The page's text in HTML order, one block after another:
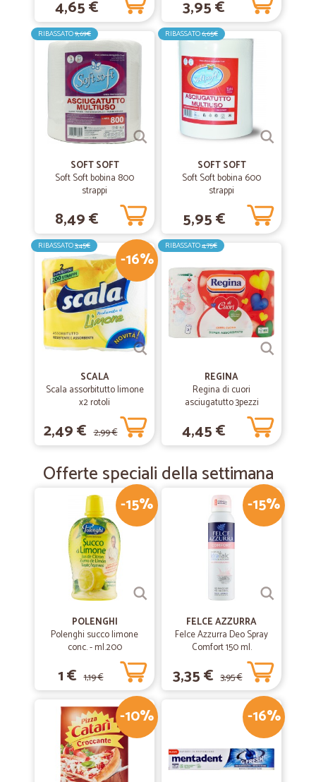
Tutto ok:comunicazioni, prodotti e tempi di consegna
—Riccardo B.
Spesa da Cicalia
Consegna super rapida: pacchi arrivati il giorno dopo l'ordine. Merce
ben confezionata e in buono stato.
—Silvia M.
Ottimi prodotti e consegna a domicilio…
Ottimi prodotti e consegna a domicilio top
Carla M.
Nell'arco delle 24 ore mi è stata…
Nell'arco delle 24 ore mi è stata recapitata la merce ordinata
esattamente corrispondente ai miei ordini.
26/07/2019
—Fabio R.
consegna in 24H. imballi accurati.
29/04/2019
—Linda S.
Prodotti arrivati integri e data e ora di consegna precise.
4,65 € 3,95 €
RIBASSATO9,69€
SOFT SOFT
Soft Soft bobina 800
strappi
8,49 €
RIBASSATO6,65€
SOFT SOFT
Soft Soft bobina 600
strappi
5,95 €
-16%
RIBASSATO3,45€
SCALA
Scala assorbitutto limone
x2 rotoli
2,49 € 2,99 €
RIBASSATO4,75€
REGINA
Regina di cuori
asciugatutto 3pezzi
4,45 €
Offerte speciali della settimana
-15%
POLENGHI
Polenghi succo limone
conc. - ml.200
1 € 1,19 €
-15%
FELCE AZZURRA
Felce Azzurra Deo Spray
Comfort 150 ml.
3,35 € 3,95 €
-10% -16%